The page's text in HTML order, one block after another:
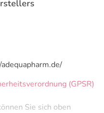
(GPSR)
Sie sich oben